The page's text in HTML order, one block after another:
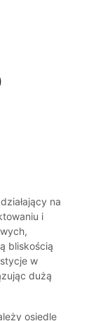
na
i
bliskością
w
dużą
osiedle